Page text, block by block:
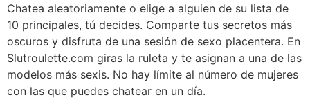
Chatea aleatoriamente o elige a alguien de su lista de
10 principales, tú decides. Comparte tus secretos más
oscuros y disfruta de una sesión de sexo placentera. En
Slutroulette.com giras la ruleta y te asignan a una de las
modelos más sexis. No hay límite al número de mujeres
con las que puedes chatear en un día.